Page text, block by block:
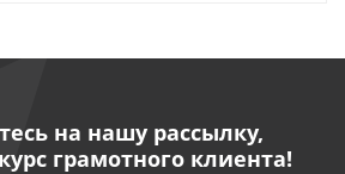
на нашу рассылку,
грамотного клиента!